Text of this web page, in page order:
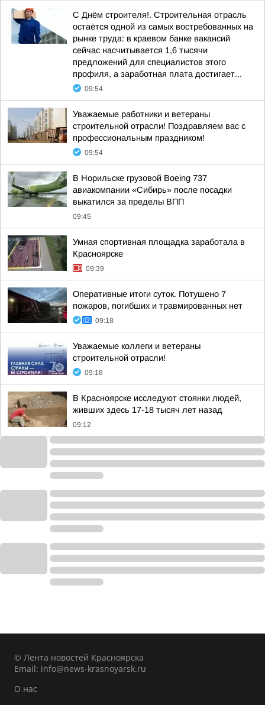
С Днём строителя!. Строительная отрасль
остаётся одной из самых востребованных на
рынке труда: в краевом банке вакансий
сейчас насчитывается 1,6 тысячи
предложений для специалистов этого
профиля, а заработная плата достигает...
09:54
Уважаемые работники и ветераны
строительной отрасли! Поздравляем вас с
профессиональным праздником!
09:54
В Норильске грузовой Boeing 737
авиакомпании «Сибирь» после посадки
выкатился за пределы ВПП
09:45
Умная спортивная площадка заработала в
Красноярске
09:39
Оперативные итоги суток. Потушено 7
пожаров, погибших и травмированных нет
09:18
Уважаемые коллеги и ветераны
строительной отрасли!
09:18
В Красноярске исследуют стоянки людей,
живших здесь 17-18 тысяч лет назад
09:12
© Лента новостей Красноярска
Email: info@news-krasnoyarsk.ru
О нас